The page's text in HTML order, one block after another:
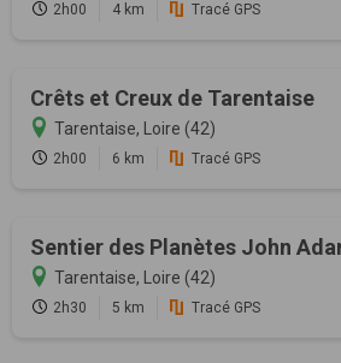
2h00 4 km Tracé GPS
Crêts et Creux de Tarentaise
Tarentaise, Loire (42)
2h00 6 km Tracé GPS
Sentier des Planètes John
Tarentaise, Loire (42)
2h30 5 km Tracé GPS